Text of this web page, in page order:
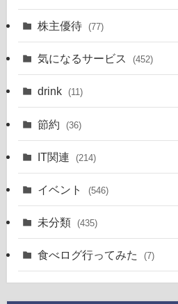
株主優待 (77)
気になるサービス (452)
drink (11)
節約 (36)
IT関連 (214)
イベント (546)
未分類 (435)
食べログ行ってみた (7)